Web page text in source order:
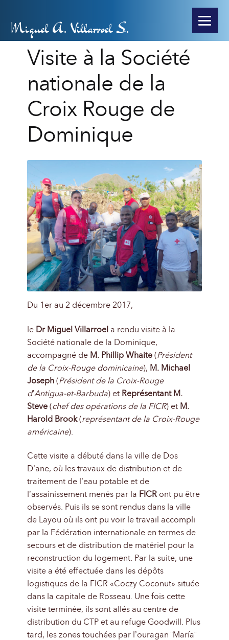
Miguel A. Villarroel S.
Visite à la Société
nationale de la
Croix Rouge de
Dominique
Du 1er au 2 décembre 2017,
le Dr Miguel Villarroel a rendu visite à la
Société nationale de la Dominique,
accompagné de M. Phillip Whaite(Président
de la Croix-Rouge dominicaine), M. Michael
Joseph(Président de la Croix-Rouge
d’Antigua-et-Barbuda) et Représentant M.
Steve(chef des opérations de la FICR) et M.
Harold Brook(représentant de la Croix-Rouge
américaine).
Cette visite a débuté dans la ville de Dos
D’ane, où les travaux de distribution et de
traitement de l’eau potable et de
l’assainissement menés par la FICRont pu être
observés. Puis ils se sont rendus dans la ville
de Layou où ils ont pu voir le travail accompli
par la Fédération internationale en termes de
secours et de distribution de matériel pour la
reconstruction du logement. Par la suite, une
visite a été effectuée dans les dépôts
logistiques de la FICR «Coczy Coconut» située
dans la capitale de Rosseau. Une fois cette
visite terminée, ils sont allés au centre de
distribution du CTP et au refuge Goodwill. Plus
tard, les zones touchées par l’ouragan ¨María¨